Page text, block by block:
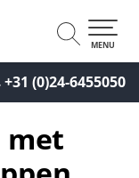
+31 (0)24-6455050
MENU
met